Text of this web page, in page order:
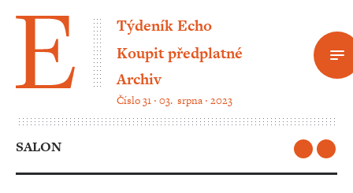
Týdeník Echo
Koupit předplatné
Archiv
Číslo 31 ‧ 03. srpna ‧ 2023
SALON